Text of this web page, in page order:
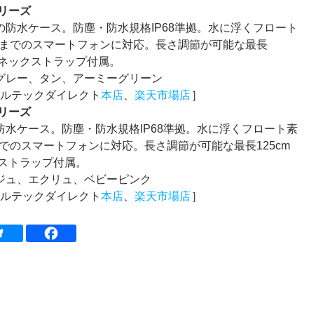
ーズ
防水ケース。防塵・防水規格IP68準拠。水に浮くフロート
でのスマートフォンに対応。長さ調節が可能な最長
ックストラップ付属。
レー、タン、アーミーグリーン
テックダイレクト本店 、楽天市場店］
ーズ
水ケース。防塵・防水規格IP68準拠。水に浮くフロート素
のスマートフォンに対応。長さ調節が可能な最長125cm
トラップ付属。
ュ、エクリュ、ベビーピンク
テックダイレクト本店 、楽天市場店］